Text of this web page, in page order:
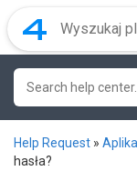
Help Request »
hasła?